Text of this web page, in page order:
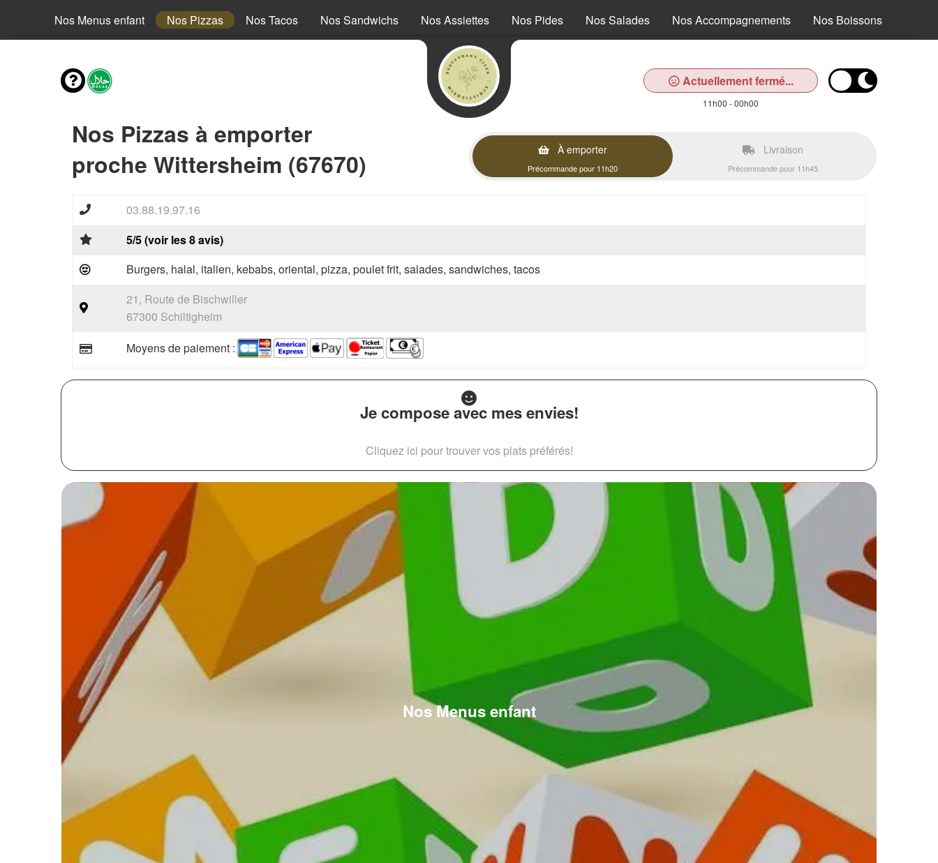
Nos Menus enfant Nos Pizzas Nos Tacos Nos Sandwichs Nos Assiettes Nos Pides Nos Salades Nos Accompagnements Nos Boissons
Actuellement fermé...
11h00 - 00h00
Nos Pizzas à emporter
proche Wittersheim (67670)
À emporter
Précommande pour 11h20
Livraison
Précommande pour 11h45
03.88.19.97.16
5/5 (voir les 8 avis)
Burgers, halal, italien, kebabs, oriental, pizza, poulet frit, salades, sandwiches, tacos
21, Route de Bischwiller
67300 Schiltigheim
Moyens de paiement :
Je compose avec mes envies!
Cliquez ici pour trouver vos plats préférés!
Nos Menus enfant